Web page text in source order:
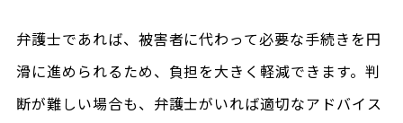
弁護士であれば、被害者に代わって必要な手続きを円
滑に進められるため、負担を大きく軽減できます。判
断が難しい場合も、弁護士がいれば適切なアドバイス